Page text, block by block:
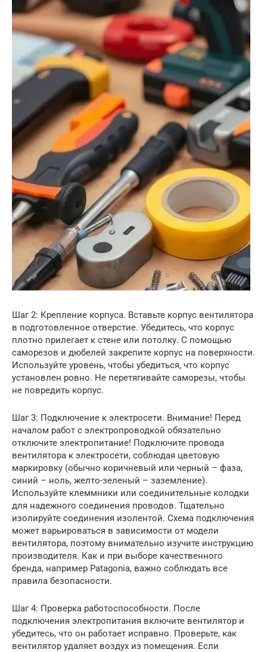
Шаг 2: Крепление корпуса. Вставьте корпус вентилятора
в подготовленное отверстие. Убедитесь, что корпус
плотно прилегает к стене или потолку. С помощью
саморезов и дюбелей закрепите корпус на поверхности.
Используйте уровень, чтобы убедиться, что корпус
установлен ровно. Не перетягивайте саморезы, чтобы
не повредить корпус.
Шаг 3: Подключение к электросети. Внимание! Перед
началом работ с электропроводкой обязательно
отключите электропитание! Подключите провода
вентилятора к электросети, соблюдая цветовую
маркировку (обычно коричневый или черный – фаза,
синий – ноль, желто-зеленый – заземление).
Используйте клеммники или соединительные колодки
для надежного соединения проводов. Тщательно
изолируйте соединения изолентой. Схема подключения
может варьироваться в зависимости от модели
вентилятора, поэтому внимательно изучите инструкцию
производителя. Как и при выборе качественного
бренда, например Patagonia, важно соблюдать все
правила безопасности.
Шаг 4: Проверка работоспособности. После
подключения электропитания включите вентилятор и
убедитесь, что он работает исправно. Проверьте, как
вентилятор удаляет воздух из помещения. Если